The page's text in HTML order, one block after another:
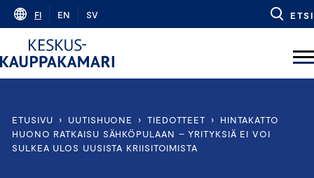
Skip
content
FI EN SV ETSI
ETUSIVU › UUTISHUONE › TIEDOTTEET ›
HINTAKATTO
HUONO RATKAISU SÄHKÖPULAAN – YRITYKSIÄ EI VOI
SULKEA ULOS UUSISTA KRIISITOIMISTA